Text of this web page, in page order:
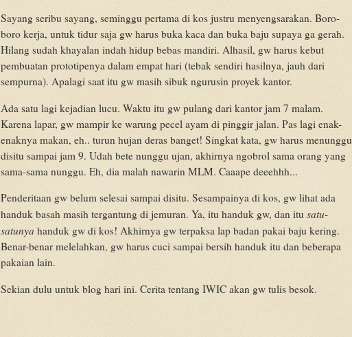
Sayang seribu sayang, seminggu pertama di kos justru menyengsarakan. Boro-
boro kerja, untuk tidur saja gw harus buka kaca dan buka baju supaya ga gerah.
Hilang sudah khayalan indah hidup bebas mandiri. Alhasil, gw harus kebut
pembuatan prototipenya dalam empat hari (tebak sendiri hasilnya, jauh dari
sempurna). Apalagi saat itu gw masih sibuk ngurusin proyek kantor.
Ada satu lagi kejadian lucu. Waktu itu gw pulang dari kantor jam 7 malam.
Karena lapar, gw mampir ke warung pecel ayam di pinggir jalan. Pas lagi enak-
enaknya makan, eh.. turun hujan deras banget! Singkat kata, gw harus menunggu
disitu sampai jam 9. Udah bete nunggu ujan, akhirnya ngobrol sama orang yang
sama-sama nunggu. Eh, dia malah nawarin MLM. Caaape deeehhh...
Penderitaan gw belum selesai sampai disitu. Sesampainya di kos, gw lihat ada
handuk basah masih tergantung di jemuran. Ya, itu handuk gw, dan itu satu-
satunya handuk gw di kos! Akhirnya gw terpaksa lap badan pakai baju kering.
Benar-benar melelahkan, gw harus cuci sampai bersih handuk itu dan beberapa
pakaian lain.
Sekian dulu untuk blog hari ini. Cerita tentang IWIC akan gw tulis besok.